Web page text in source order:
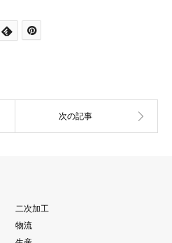
二次加工
物流